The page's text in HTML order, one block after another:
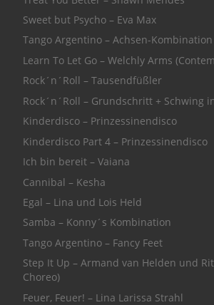
Sweet but Psycho – Eva Max
Tango Argentino – Achsen-Kombination
Learn To Let Go – Welchly Arms
Rock´n´Roll – Tausendfüßler
Rock´n´Roll – Grundschritt + Schwing
Kinderdisco – Prinzessinendisco
Kinderdisco Part 4 – Prinzessinendisco
Ich bin bereit – Vaiana
Cannibal – Kesha
Egal – Lina und Lois Held
Samba – Konny´s Kombination
Tango Argentino – Fancy Feet
Step It Up – Armand van Helden und
Choreo)
Feuer, Feuer! – Lina Larissa Strahl